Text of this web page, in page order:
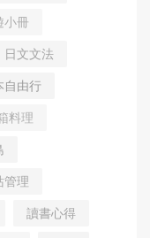
小冊
日文文法
自由行
料理
管理
讀書心得